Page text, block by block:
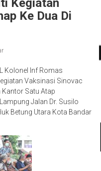
Kegiatan
Ke Dua Di
Kolonel Inf Romas
Vaksinasi Sinovac
Satu Atap
Jalan Dr. Susilo
Betung Utara Kota Bandar